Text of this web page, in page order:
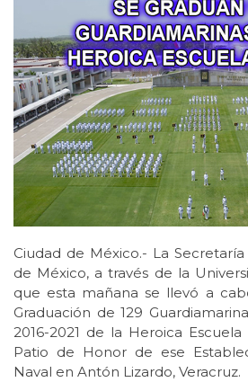
Ciudad de México.- La
de México, a través de la
que esta mañana se llevó a
Graduación de 129
2016-2021 de la Heroica
Patio de Honor de ese
Naval en Antón Lizardo, Veracruz.